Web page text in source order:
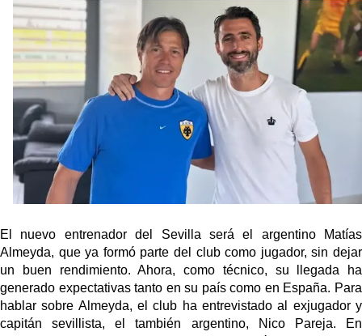
El Sevilla FC empieza a inscribir a los nuevos
fichajes
Opinión | "Carta abierta a Alberto Flores" por Rafa
García
El Sevilla oficializa el traspaso de Sow
Miguel Sierra: La temporada pasada se vio
reflejado que podemos tirar para delante y
trabajamos con ilusión
mercado
El nuevo entrenador del Sevilla será el argentino Matías
Almeyda, que ya formó parte del club como jugador, sin dejar
un buen rendimiento. Ahora, como técnico, su llegada ha
generado expectativas tanto en su país como en España. Para
hablar sobre Almeyda, el club ha entrevistado al exjugador y
capitán sevillista, el también argentino, Nico Pareja. En